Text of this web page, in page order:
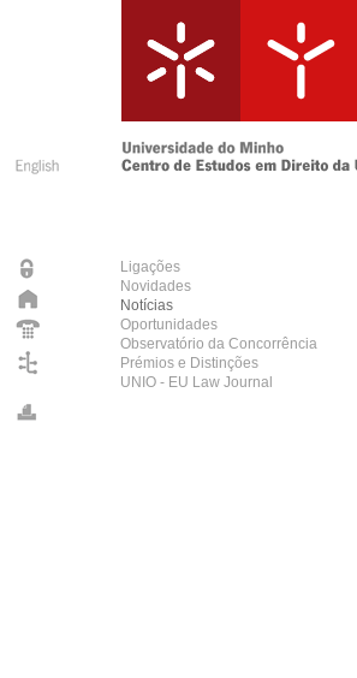
Ligações
Novidades
Notícias
Oportunidades
Observatório da Concorrência
Prémios e Distinções
UNIO - EU Law Journal